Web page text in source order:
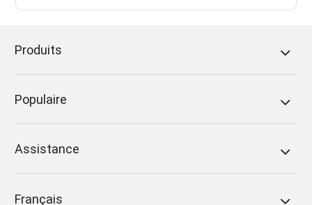
Produits
Populaire
Assistance
Français